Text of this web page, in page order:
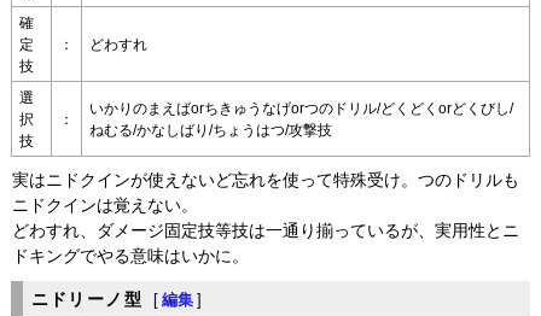
確
定
技
： どわすれ
選
択
技
：
いかりのまえばorちきゅうなげorつのドリル/どくどくorどくびし/
ねむる/かなしばり/ちょうはつ/攻撃技
実はニドクインが使えないど忘れを使って特殊受け。つのドリルも
ニドクインは覚えない。
どわすれ、ダメージ固定技等技は一通り揃っているが、実用性とニ
ドキングでやる意味はいかに。
ニドリーノ型 [ 編集 ]